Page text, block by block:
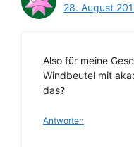
28. August
Also für meine
Windbeutel mit
das?
Antworten